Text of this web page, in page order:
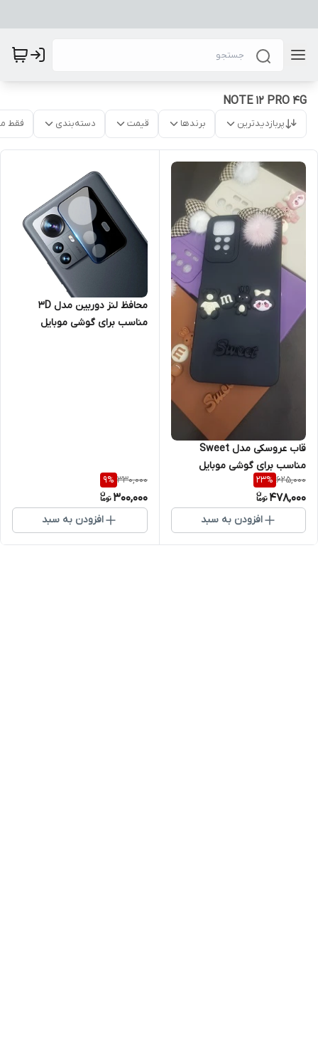
NOTE 12 PRO 4G
پربازدیدترین برندها قیمت دسته‌بندی فقط
قاب عروسکی مدل Sweet
مناسب برای گوشی موبایل
شیائومی Note 12 Pro 4G
625,000
23%
478,000
افزودن به سبد
محافظ لنز دوربین مدل 3D
مناسب برای گوشی موبایل
330,000
9%
300,000
افزودن به سبد